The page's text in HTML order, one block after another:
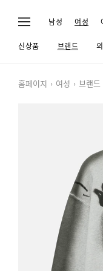
남성 여성
신상품 브랜드
홈페이지 여성 브랜드